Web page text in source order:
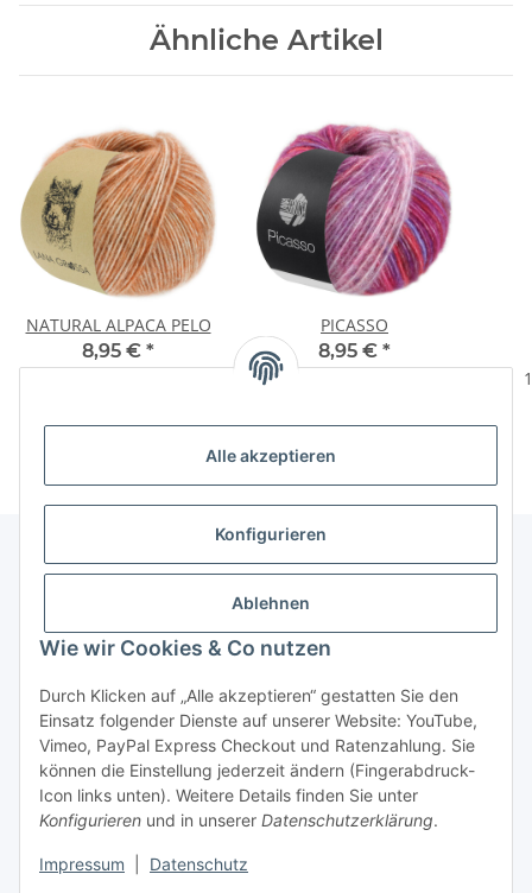
Alle akzeptieren
Konfigurieren
Ablehnen
Wie wir Cookies & Co nutzen
Durch Klicken auf „Alle akzeptieren“ gestatten Sie den
Einsatz folgender Dienste auf unserer Website: YouTube,
Vimeo, PayPal Express Checkout und Ratenzahlung. Sie
können die Einstellung jederzeit ändern (Fingerabdruck-
Icon links unten). Weitere Details finden Sie unter
Konfigurieren und in unserer Datenschutzerklärung.
Impressum Datenschutz
Ähnliche Artikel
NATURAL ALPACA PELO
8,95 € *
PICASSO
8,95 € *
Gesetzliche Informationen
Vertrag widerrufen
* Alle Preise inkl. gesetzlicher USt., zzgl.